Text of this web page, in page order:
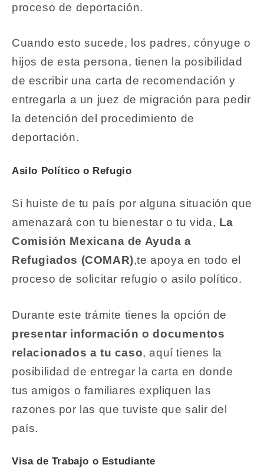
proceso de deportación.
Cuando esto sucede, los padres, cónyuge o
hijos de esta persona, tienen la posibilidad
de escribir una carta de recomendación y
entregarla a un juez de migración para pedir
la detención del procedimiento de
deportación.
Asilo Político o Refugio
Si huiste de tu país por alguna situación que
amenazará con tu bienestar o tu vida, La
Comisión Mexicana de Ayuda a
Refugiados (COMAR),te apoya en todo el
proceso de solicitar refugio o asilo político.
Durante este trámite tienes la opción de
presentar información o documentos
relacionados a tu caso, aquí tienes la
posibilidad de entregar la carta en donde
tus amigos o familiares expliquen las
razones por las que tuviste que salir del
país.
Visa de Trabajo o Estudiante